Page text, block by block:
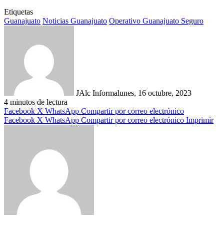
Etiquetas
Guanajuato Noticias Guanajuato Operativo Guanajuato Seguro
JAlc Informalunes, 16 octubre, 2023
4 minutos de lectura
Facebook X WhatsApp Compartir por correo electrónico
Facebook X WhatsApp Compartir por correo electrónico Imprimir